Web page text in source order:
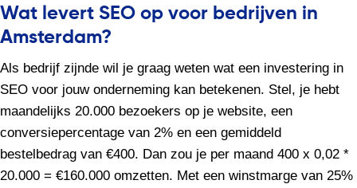
Wat levert SEO op voor bedrijven in
Amsterdam?
Als bedrijf zijnde wil je graag weten wat een investering in
SEO voor jouw onderneming kan betekenen. Stel, je hebt
maandelijks 20.000 bezoekers op je website, een
conversiepercentage van 2% en een gemiddeld
bestelbedrag van €400. Dan zou je per maand 400 x 0,02 *
20.000 = €160.000 omzetten. Met een winstmarge van 25%